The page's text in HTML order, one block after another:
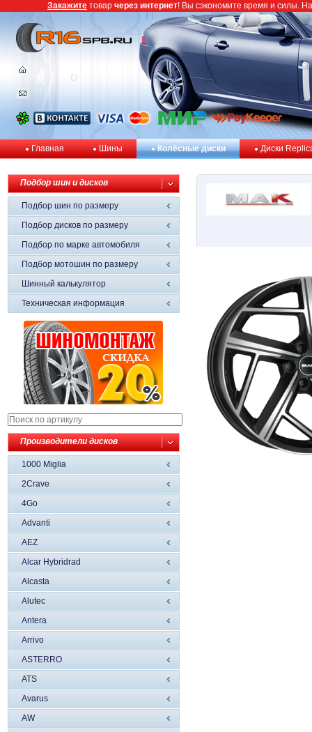
Главная Шины Колёсные диски Диски
Подбор шин и дисков
Подбор шин по размеру
Подбор дисков по размеру
Подбор по марке автомобиля
Подбор мотошин по размеру
Шинный калькулятор
Техническая информация
Производители дисков
1000 Miglia
2Crave
4Go
Advanti
AEZ
Alcar Hybridrad
Alcasta
Alutec
Antera
Arrivo
ASTERRO
ATS
Avarus
AW
Закажите товар через интернет! Вы сэкономите время и силы.